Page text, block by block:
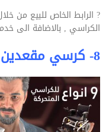
? الرابط الخاص للبيع من
الكراسي , بالاضافة الى
8- كرسي مقعدين – للاطفال :